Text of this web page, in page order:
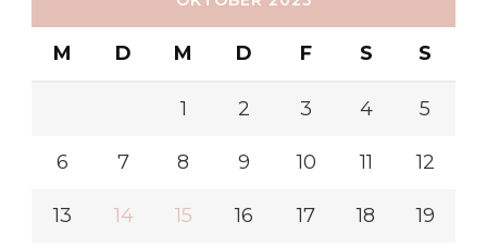
M D M D F S S
1 2 3 4 5
6 7 8 9 10 11 12
13 14 15 16 17 18 19